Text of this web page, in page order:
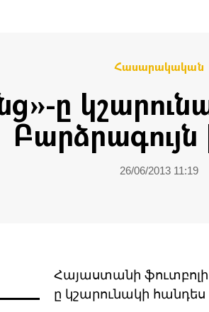
Հասարակական
ը
Բարձրագույն
26/06/2013 11:19
Հայաստանի ֆուտբոլի
ը կշարունակի հանդես